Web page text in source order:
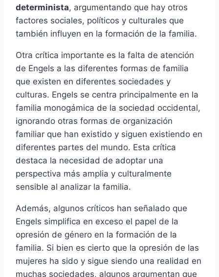
determinista, argumentando que hay otros
factores sociales, políticos y culturales que
también influyen en la formación de la familia.
Otra crítica importante es la falta de atención
de Engels a las diferentes formas de familia
que existen en diferentes sociedades y
culturas. Engels se centra principalmente en la
familia monogámica de la sociedad occidental,
ignorando otras formas de organización
familiar que han existido y siguen existiendo en
diferentes partes del mundo. Esta crítica
destaca la necesidad de adoptar una
perspectiva más amplia y culturalmente
sensible al analizar la familia.
Además, algunos críticos han señalado que
Engels simplifica en exceso el papel de la
opresión de género en la formación de la
familia. Si bien es cierto que la opresión de las
mujeres ha sido y sigue siendo una realidad en
muchas sociedades, algunos argumentan que